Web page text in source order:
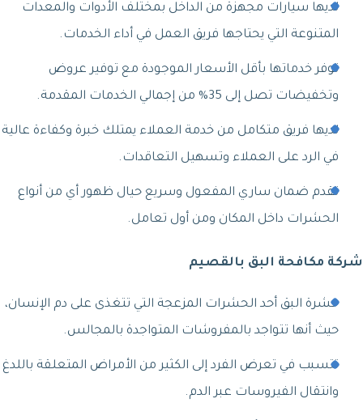
لديها سيارات مجهزة من الداخل بمختلف الأدوات والمعدات
المتنوعة التي يحتاجها فريق العمل في أداء الخدمات.
توفر خدماتها بأقل الأسعار الموجودة مع توفير عروض
وتخفيضات تصل إلى 35% من إجمالي الخدمات المقدمة.
لديها فريق متكامل من خدمة العملاء يمتلك خبرة وكفاءة عالية
في الرد على العملاء وتسهيل التعاقدات.
تقدم ضمان ساري المفعول وسريع حيال ظهور أي من أنواع
الحشرات داخل المكان ومن أول تعامل.
شركة مكافحة البق بالقصيم
حشرة البق أحد الحشرات المزعجة التي تتغذى على دم الإنسان،
حيث أنها تتواجد بالمفروشات المتواجدة بالمجالس.
تتسبب في تعرض الفرد إلى الكثير من الأمراض المتعلقة باللدغ
وانتقال الفيروسات عبر الدم.